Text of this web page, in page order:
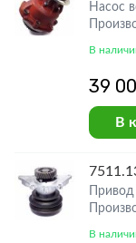
Насос
В
39
В
В